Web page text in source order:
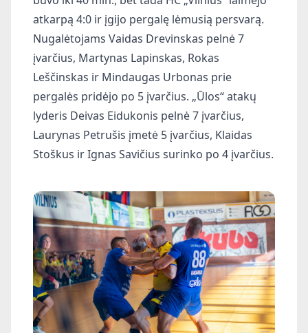
atkarpą 4:0 ir įgijo pergalę lėmusią persvarą.
Nugalėtojams Vaidas Drevinskas pelnė 7
įvarčius, Martynas Lapinskas, Rokas
Leščinskas ir Mindaugas Urbonas prie
pergalės pridėjo po 5 įvarčius. „Ūlos“ atakų
lyderis Deivas Eidukonis pelnė 7 įvarčius,
Laurynas Petrušis įmetė 5 įvarčius, Klaidas
Stoškus ir Ignas Savičius surinko po 4 įvarčius.